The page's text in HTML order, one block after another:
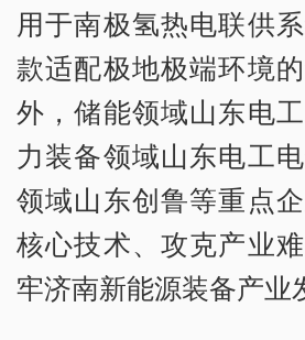
用于南极氢热电联供
款适配极地极端环境
外，储能领域山东电
力装备领域山东电工
领域山东创鲁等重点
核心技术、攻克产业
牢济南新能源装备产业